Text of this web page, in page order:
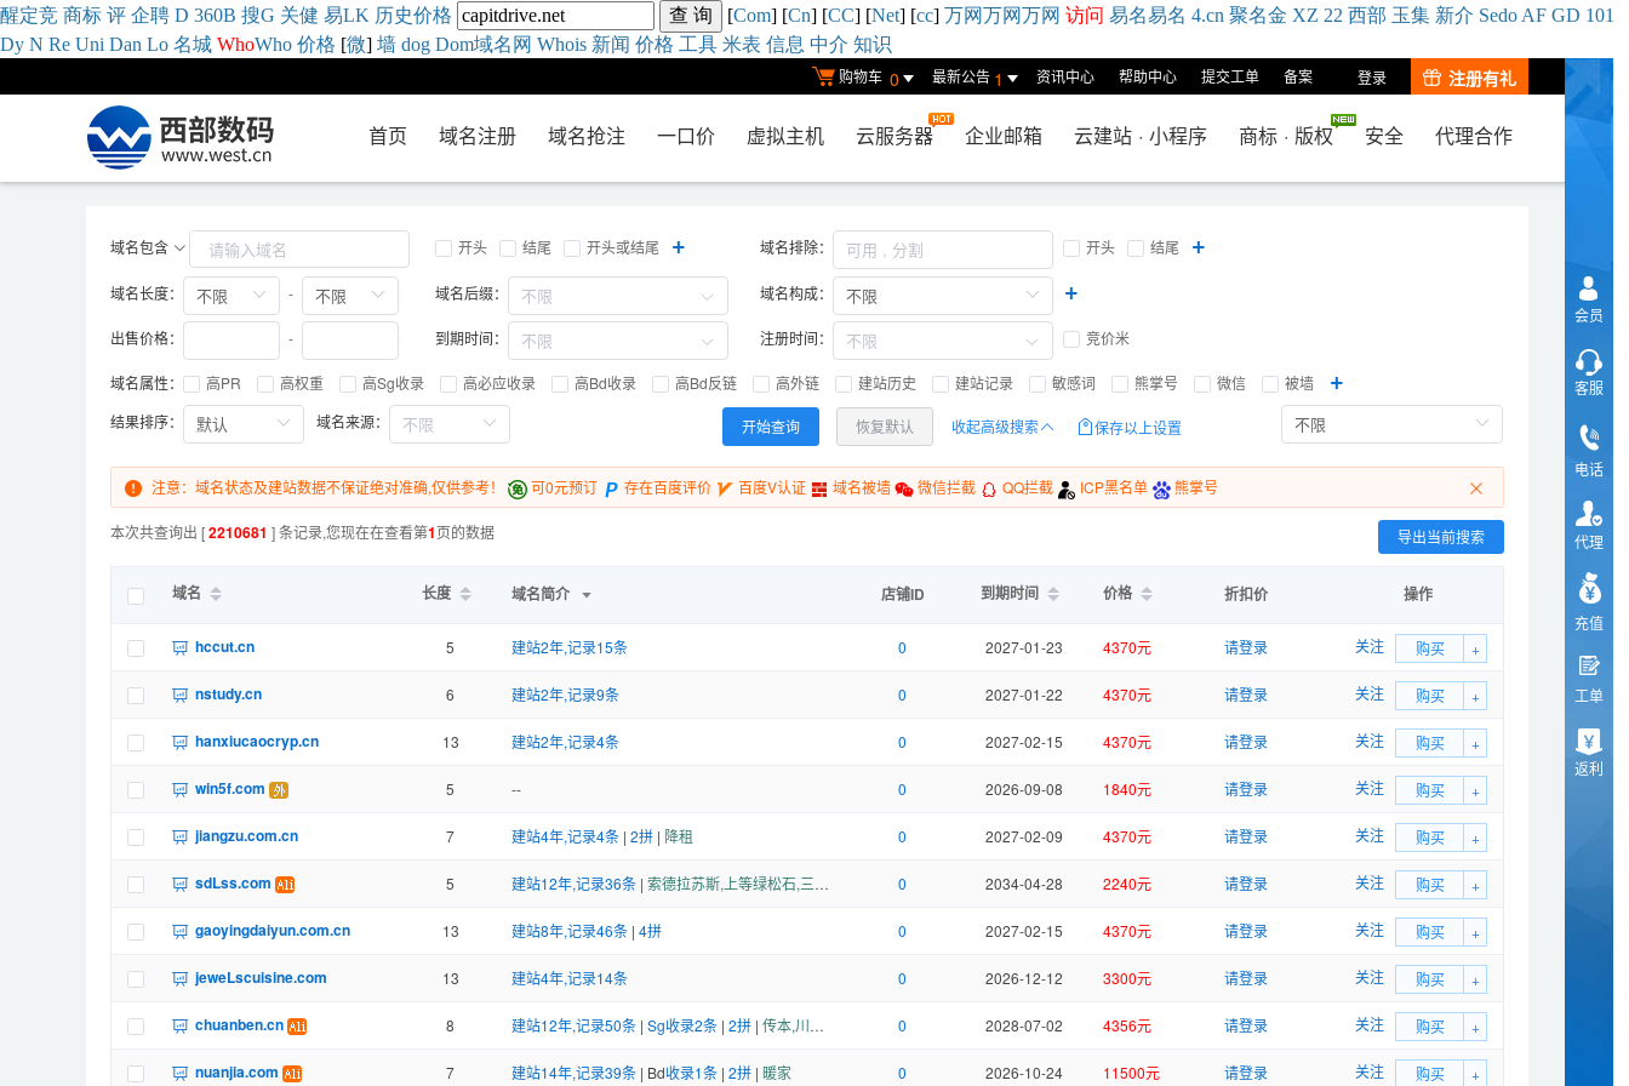
醒定竞 商标 评 企聘 D 360B 搜G 关健 易LK 历史价格 [Com] [Cn] [CC] [Net] [cc] 万网万网万网 访问 易名易名 4.cn 聚名金 XZ 22 西部 玉集 新介 Sedo AF GD 101
Dy N Re Uni Dan Lo 名城 WhoWho 价格 [微] 墙 dog Dom域名网 Whois 新闻 价格 工具 米表 信息 中介 知识